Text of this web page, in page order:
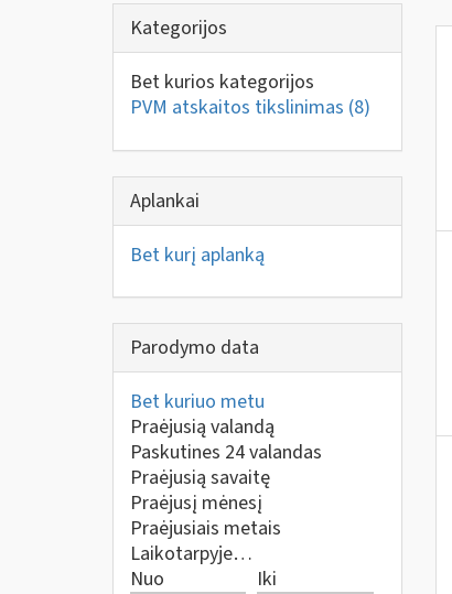
Kategorijos
Bet kurios kategorijos
PVM atskaitos tikslinimas (8)
Aplankai
Bet kurį aplanką
Parodymo data
Bet kuriuo metu
Praėjusią valandą
Paskutines 24 valandas
Praėjusią savaitę
Praėjusį mėnesį
Praėjusiais metais
Laikotarpyje…
Nuo
Iki